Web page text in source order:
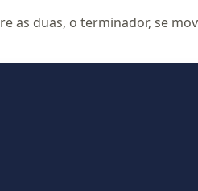
as duas, o terminador, se